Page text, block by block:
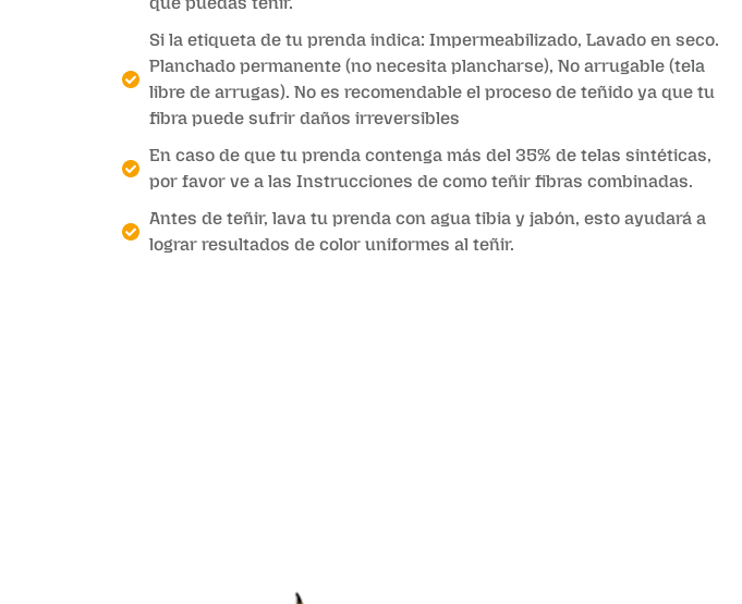
Si la etiqueta de tu prenda indica: Impermeabilizado, Lavado en seco.
Planchado permanente (no necesita plancharse), No arrugable (tela
libre de arrugas). No es recomendable el proceso de teñido ya que tu
fibra puede sufrir daños irreversibles
En caso de que tu prenda contenga más del 35% de telas sintéticas,
por favor ve a las Instrucciones de como teñir fibras combinadas.
Antes de teñir, lava tu prenda con agua tibia y jabón, esto ayudará a
lograr resultados de color uniformes al teñir.